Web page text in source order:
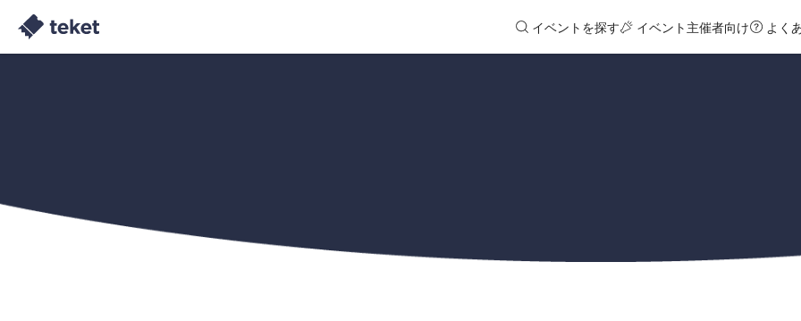
イベントを探す イベント主催者向け よく